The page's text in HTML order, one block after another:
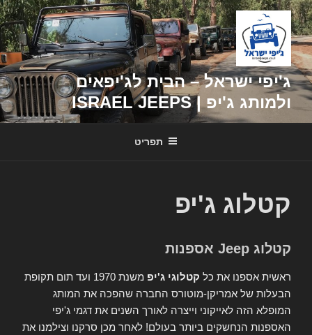
דילוג
לתוכן
ג'יפי ישראל – הבית לג'יפאים
ולמותג ג'יפ | ISRAEL JEEPS
תפריט
קטלוג ג'יפ
קטלוג Jeep אספנות
ראשית אספנו את כל קטלוגי ג'יפ
משנת 1970 ועד תום תקופת
הבעלות של אמריקן-מוטורס החברה שהפכה את המותג
המופלא הזה לאייקוני וייצרה לאורך השנים את דגמי ג'יפי
האספנות הנחשקים ביותר בעולם! לאחר מכן סרקנו וצילמנו את